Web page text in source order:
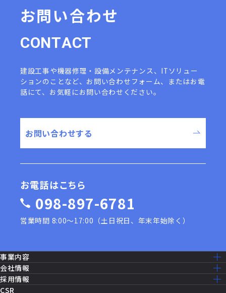
お問い合わせ
CONTACT
建設工事や機器修理・設備メンテナンス、ITソリュー
ションのことなど、 お問い合わせフォーム、またはお電
話にて、お気軽にお問い合わせください。
お問い合わせする
お電話はこちら
098-897-6781
営業時間 8:00〜17:00（土日祝日、年末年始除く）
事業内容
事業内容一覧
建設工事［米軍基地］
建設工事［公共事業］
会社情報
ミッション・ビジョン
ごあいさつ
採用情報
採用情報トップ
CSR